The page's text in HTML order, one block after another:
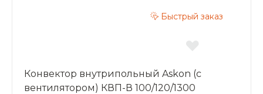
Быстрый заказ
Конвектор внутрипольный Askon (с
вентилятором) КВП-В 100/120/1300